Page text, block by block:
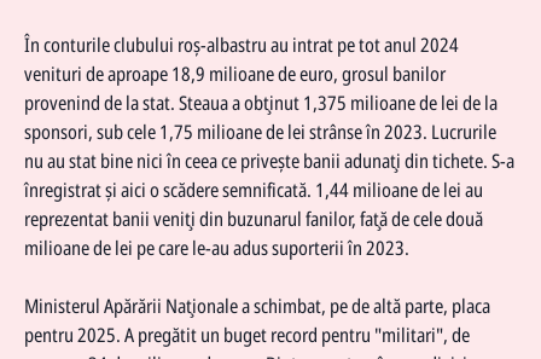
În conturile clubului roş-albastru au intrat pe tot anul 2024
venituri de aproape 18,9 milioane de euro, grosul banilor
provenind de la stat. Steaua a obţinut 1,375 milioane de lei de la
sponsori, sub cele 1,75 milioane de lei strânse în 2023. Lucrurile
nu au stat bine nici în ceea ce priveşte banii adunaţi din tichete. S-a
înregistrat şi aici o scădere semnificată. 1,44 milioane de lei au
reprezentat banii veniţi din buzunarul fanilor, faţă de cele două
milioane de lei pe care le-au adus suporterii în 2023.
Ministerul Apărării Naţionale a schimbat, pe de altă parte, placa
pentru 2025. A pregătit un buget record pentru "militari", de